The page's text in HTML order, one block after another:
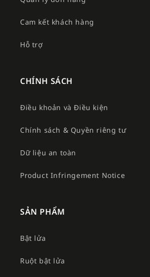
Cam kết khách hàng
Hỗ trợ
CHÍNH SÁCH
Điều khoản và Điều kiện
Chính sách & Quyền riêng tư
Dữ liệu an toàn
Product Infringement Notice
SẢN PHẨM
Bật lửa
Ruột bật lửa